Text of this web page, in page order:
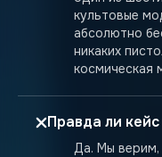
культовые
абсолютно
никаких
космическая
Правда ли
Да. Мы верим,